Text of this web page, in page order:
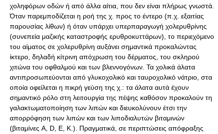
χοληφόρων οδών ή από άλλα αίτια, που δεν είναι πλήρως γνωστά.
Όταν παρεμποδίζεται η ροή της χ. προς το έντερο (π.χ. εξαιτίας
παρουσίας λίθων) ή όταν υπάρχει υπερπαραγωγή χολερυθρίνης
(συνεπεία μαζικής καταστροφής ερυθροκυττάρων), το περιεχόμενο
του αίματος σε χολερυθρίνη αυξάνει σημαντικά προκαλώντας
ίκτερο, δηλαδή κίτρινη απόχρωση του δέρματος, του σκληρού
χιτώνα του οφθαλμού και των βλεννογόνων. Τα χολικά άλατα
αντιπροσωπεύονται από γλυκοχολικό και ταυροχολικό νάτριο, στα
οποία οφείλεται η πικρή γεύση της χ.: τα άλατα αυτά έχουν
σημαντικό ρόλο στη λειτουργία της πέψης καθόσον προκαλούν τη
γαλακτωματοποίηση των λιπών και διευκολύνουν έτσι την
απορρόφηση των λιπών και των λιποδιαλυτών βιταμινών
(βιταμίνες A, D, Ε, K.). Πραγματικά, σε περιπτώσεις απόφραξης